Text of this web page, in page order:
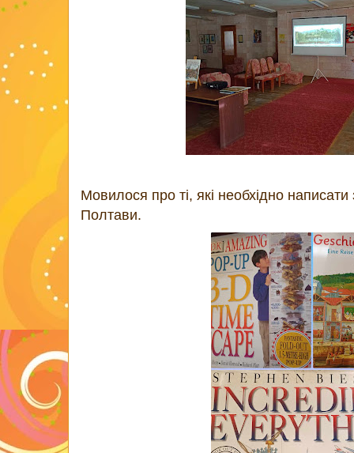
Мовилося про ті, які необхідно написати
Полтави.